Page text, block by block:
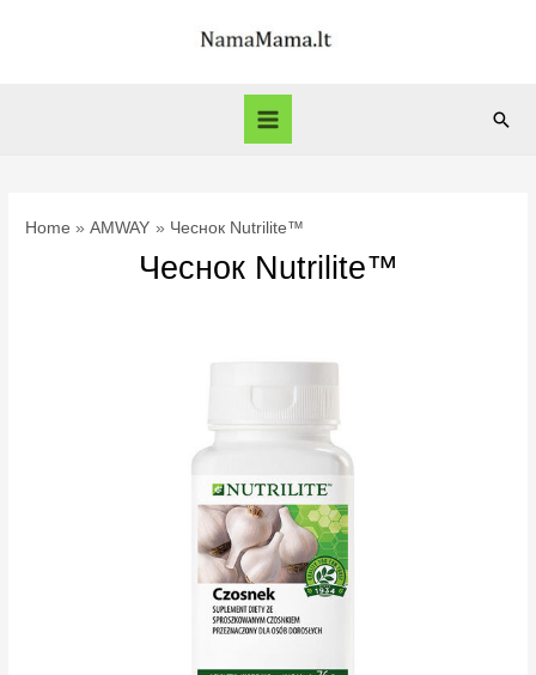
Main
Home AMWAY Чеснок Nutrilite™
Чеснок Nutrilite™